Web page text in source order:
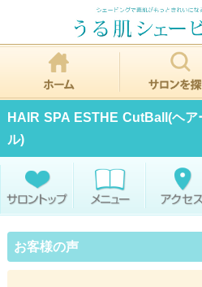
HAIR SPA ESTHE CutBall(ヘア
ル)
お客様の声